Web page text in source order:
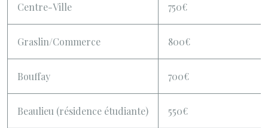
Centre-Ville 750€
Graslin/Commerce 800€
Bouffay 700€
Beaulieu (résidence étudiante) 550€